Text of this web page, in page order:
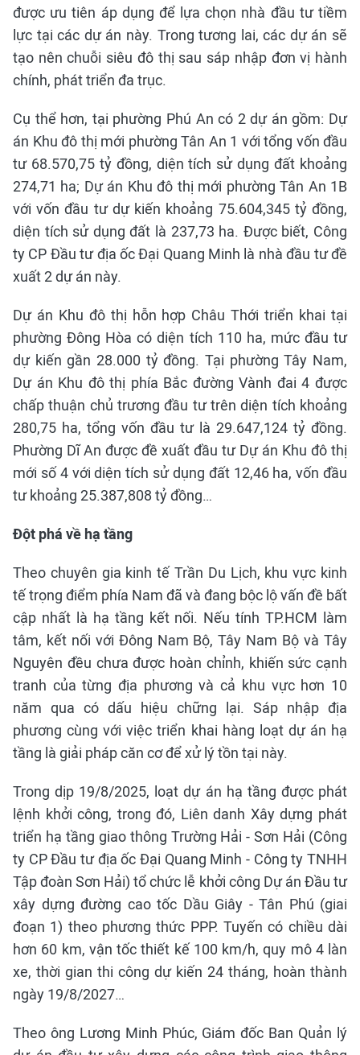
được ưu tiên áp dụng để lựa chọn nhà đầu tư tiềm
lực tại các dự án này. Trong tương lai, các dự án sẽ
tạo nên chuỗi siêu đô thị sau sáp nhập đơn vị hành
chính, phát triển đa trục.
Cụ thể hơn, tại phường Phú An có 2 dự án gồm: Dự
án Khu đô thị mới phường Tân An 1 với tổng vốn đầu
tư 68.570,75 tỷ đồng, diện tích sử dụng đất khoảng
274,71 ha; Dự án Khu đô thị mới phường Tân An 1B
với vốn đầu tư dự kiến khoảng 75.604,345 tỷ đồng,
diện tích sử dụng đất là 237,73 ha. Được biết, Công
ty CP Đầu tư địa ốc Đại Quang Minh là nhà đầu tư đề
xuất 2 dự án này.
Dự án Khu đô thị hỗn hợp Châu Thới triển khai tại
phường Đông Hòa có diện tích 110 ha, mức đầu tư
dự kiến gần 28.000 tỷ đồng. Tại phường Tây Nam,
Dự án Khu đô thị phía Bắc đường Vành đai 4 được
chấp thuận chủ trương đầu tư trên diện tích khoảng
280,75 ha, tổng vốn đầu tư là 29.647,124 tỷ đồng.
Phường Dĩ An được đề xuất đầu tư Dự án Khu đô thị
mới số 4 với diện tích sử dụng đất 12,46 ha, vốn đầu
tư khoảng 25.387,808 tỷ đồng…
Đột phá về hạ tầng
Theo chuyên gia kinh tế Trần Du Lịch, khu vực kinh
tế trọng điểm phía Nam đã và đang bộc lộ vấn đề bất
cập nhất là hạ tầng kết nối. Nếu tính TP.HCM làm
tâm, kết nối với Đông Nam Bộ, Tây Nam Bộ và Tây
Nguyên đều chưa được hoàn chỉnh, khiến sức cạnh
tranh của từng địa phương và cả khu vực hơn 10
năm qua có dấu hiệu chững lại. Sáp nhập địa
phương cùng với việc triển khai hàng loạt dự án hạ
tầng là giải pháp căn cơ để xử lý tồn tại này.
Trong dịp 19/8/2025, loạt dự án hạ tầng được phát
lệnh khởi công, trong đó, Liên danh Xây dựng phát
triển hạ tầng giao thông Trường Hải - Sơn Hải (Công
ty CP Đầu tư địa ốc Đại Quang Minh - Công ty TNHH
Tập đoàn Sơn Hải) tổ chức lễ khởi công Dự án Đầu tư
xây dựng đường cao tốc Dầu Giây - Tân Phú (giai
đoạn 1) theo phương thức PPP. Tuyến có chiều dài
hơn 60 km, vận tốc thiết kế 100 km/h, quy mô 4 làn
xe, thời gian thi công dự kiến 24 tháng, hoàn thành
ngày 19/8/2027…
Theo ông Lương Minh Phúc, Giám đốc Ban Quản lý